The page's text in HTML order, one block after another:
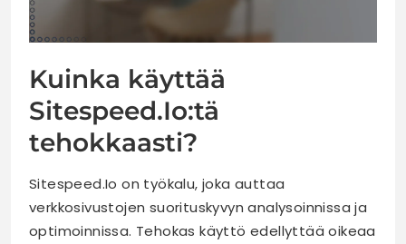
Kuinka käyttää
Sitespeed.Io:tä
tehokkaasti?
Sitespeed.Io on työkalu, joka auttaa
verkkosivustojen suorituskyvyn analysoinnissa ja
optimoinnissa. Tehokas käyttö edellyttää oikeaa